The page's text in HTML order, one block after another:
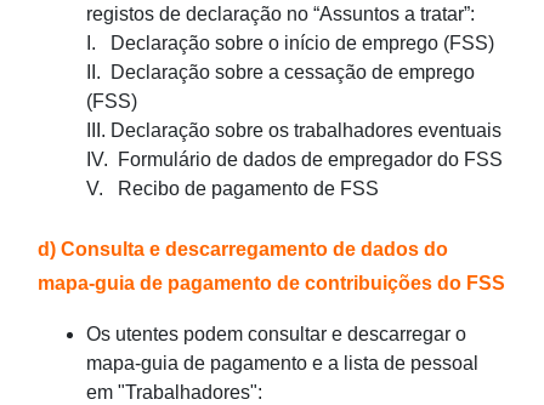
registos de declaração no “Assuntos a tratar”:
I. Declaração sobre o início de emprego (FSS)
II. Declaração sobre a cessação de emprego
(FSS)
III. Declaração sobre os trabalhadores eventuais
IV. Formulário de dados de empregador do FSS
V. Recibo de pagamento de FSS
d) Consulta e descarregamento de dados do
mapa-guia de pagamento de contribuições do FSS
Os utentes podem consultar e descarregar o
mapa-guia de pagamento e a lista de pessoal
em "Trabalhadores":